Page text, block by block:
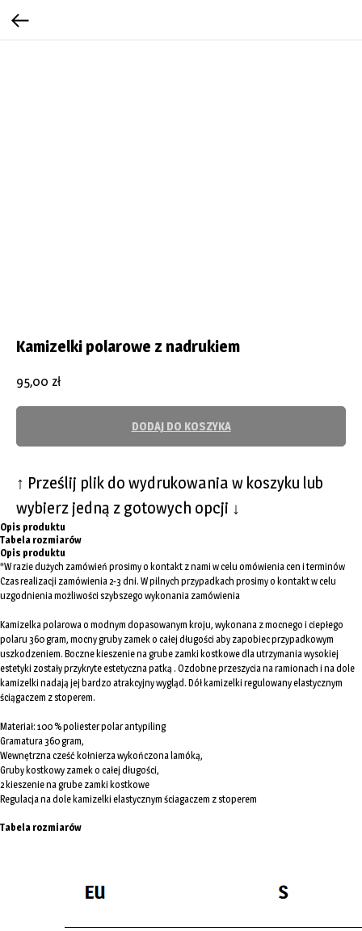
Kamizelki polarowe z nadrukiem
95,00 zł
DODAJ DO KOSZYKA
↑ Prześlij plik do wydrukowania w koszyku lub
wybierz jedną z gotowych opcji ↓
Opis produktu
Tabela rozmiarów
Opis produktu
*W razie dużych zamówień prosimy o kontakt z nami w celu omówienia cen i terminów
Czas realizacji zamówienia 2-3 dni. W pilnych przypadkach prosimy o kontakt w celu
uzgodnienia możliwości szybszego wykonania zamówienia
Kamizelka polarowa o modnym dopasowanym kroju, wykonana z mocnego i ciepłego
polaru 360 gram, mocny gruby zamek o całej długości aby zapobiec przypadkowym
uszkodzeniem. Boczne kieszenie na grube zamki kostkowe dla utrzymania wysokiej
estetyki zostały przykryte estetyczna patką . Ozdobne przeszycia na ramionach i na dole
kamizelki nadają jej bardzo atrakcyjny wygląd. Dół kamizelki regulowany elastycznym
ściągaczem z stoperem.
Materiał: 100 % poliester polar antypiling
Gramatura 360 gram,
Wewnętrzna cześć kołnierza wykończona lamóką,
Gruby kostkowy zamek o całej długości,
2 kieszenie na grube zamki kostkowe
Regulacja na dole kamizelki elastycznym ściagaczem z stoperem
Tabela rozmiarów